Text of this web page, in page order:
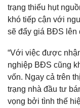
trạng thiếu hụt
khó tiếp cận với
sẽ đẩy giá BĐS lên
“Với việc được
nghiệp BĐS cũng
vốn. Ngay cả trên
trạng nhà đầu tư
vọng bởi tình thế